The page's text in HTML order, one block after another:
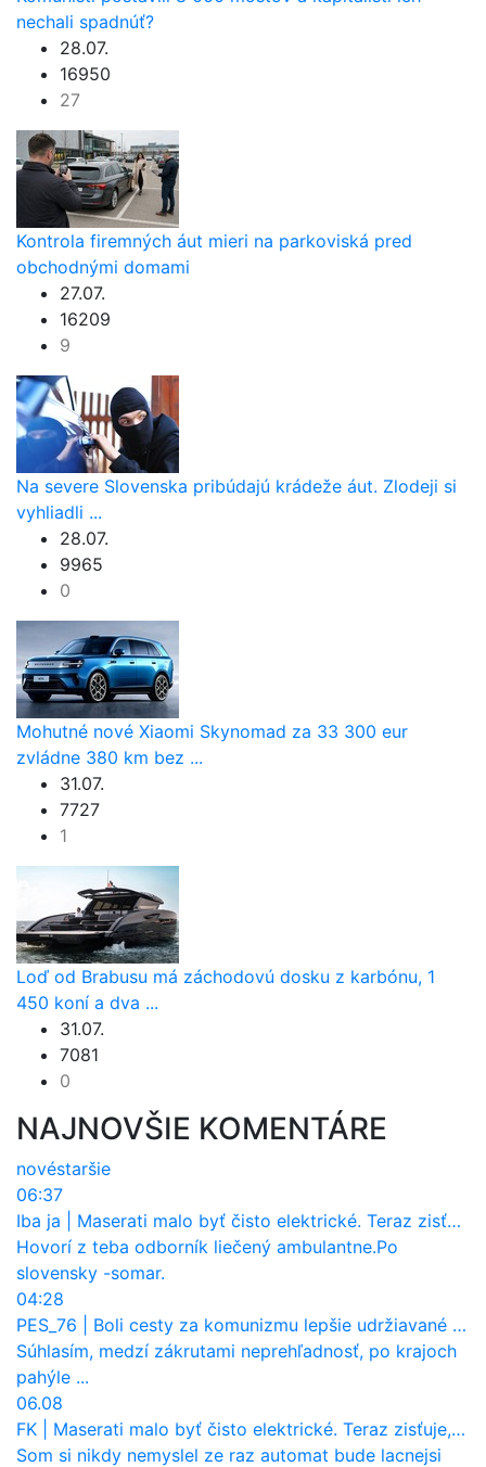
nechali spadnúť?
28.07.
16950
27
Kontrola firemných áut mieri na parkoviská pred
obchodnými domami
27.07.
16209
9
Na severe Slovenska pribúdajú krádeže áut. Zlodeji si
vyhliadli ...
28.07.
9965
0
Mohutné nové Xiaomi Skynomad za 33 300 eur
zvládne 380 km bez ...
31.07.
7727
1
Loď od Brabusu má záchodovú dosku z karbónu, 1
450 koní a dva ...
31.07.
7081
0
NAJNOVŠIE KOMENTÁRE
novéstaršie
06:37
Iba ja
Maserati malo byť čisto elektrické. Teraz zisťuje, že potrebuje nový osemvalcový motor
Hovorí z teba odborník liečený ambulantne.Po
slovensky -somar.
04:28
PES_76
Boli cesty za komunizmu lepšie udržiavané ako dnes?
Súhlasím, medzí zákrutami neprehľadnosť, po krajoch
pahýle ...
06.08
FK
Maserati malo byť čisto elektrické. Teraz zisťuje, že potrebuje nový osemvalcový motor
Som si nikdy nemyslel ze raz automat bude lacnejsi